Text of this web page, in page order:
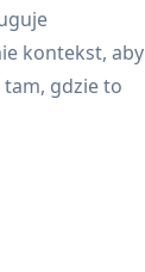
kontekst, aby
tam, gdzie to